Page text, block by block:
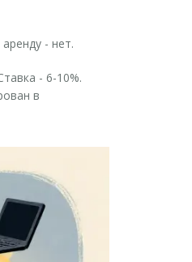
- нет.
- 6-10%.
в